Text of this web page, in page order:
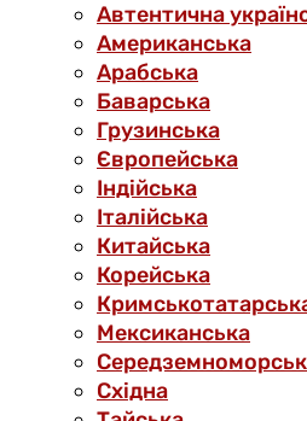
Автентична
Американська
Арабська
Баварська
Грузинська
Європейська
Індійська
Італійська
Китайська
Корейська
Мексиканська
Східна